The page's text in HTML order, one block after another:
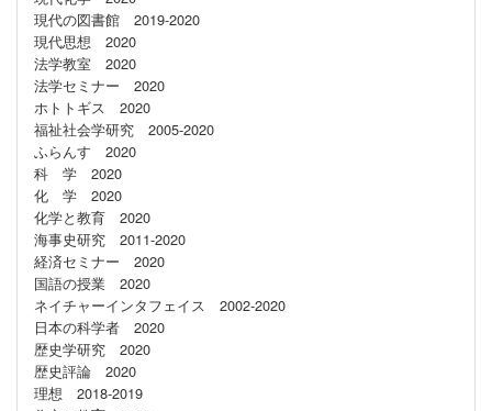
現代の図書館 2019-2020
現代思想 2020
法学教室 2020
法学セミナー 2020
ホトトギス 2020
福祉社会学研究 2005-2020
ふらんす 2020
科 学 2020
化 学 2020
化学と教育 2020
海事史研究 2011-2020
経済セミナー 2020
国語の授業 2020
ネイチャーインタフェイス 2002-2020
日本の科学者 2020
歴史学研究 2020
歴史評論 2020
理想 2018-2019